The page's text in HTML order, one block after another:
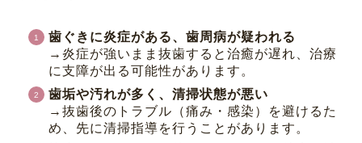
歯ぐきに炎症がある、歯周病が疑われる
→炎症が強いまま抜歯すると治癒が遅れ、治療
に支障が出る可能性があります。
歯垢や汚れが多く、清掃状態が悪い
→抜歯後のトラブル（痛み・感染）を避けるた
め、先に清掃指導を行うことがあります。